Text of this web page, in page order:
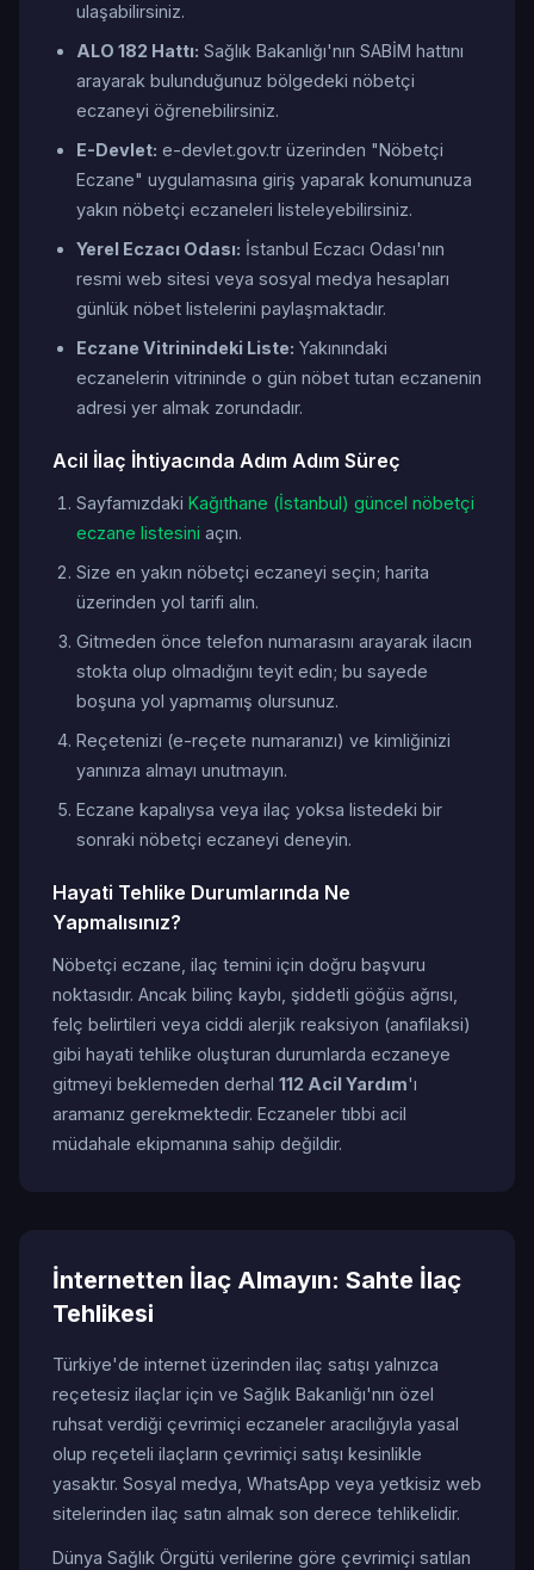
ulaşabilirsiniz.
ALO 182 Hattı: Sağlık Bakanlığı'nın SABİM hattını
arayarak bulunduğunuz bölgedeki nöbetçi
eczaneyi öğrenebilirsiniz.
E-Devlet: e-devlet.gov.tr üzerinden "Nöbetçi
Eczane" uygulamasına giriş yaparak konumunuza
yakın nöbetçi eczaneleri listeleyebilirsiniz.
Yerel Eczacı Odası: İstanbul Eczacı Odası'nın
resmi web sitesi veya sosyal medya hesapları
günlük nöbet listelerini paylaşmaktadır.
Eczane Vitrinindeki Liste: Yakınındaki
eczanelerin vitrininde o gün nöbet tutan eczanenin
adresi yer almak zorundadır.
Acil İlaç İhtiyacında Adım Adım Süreç
Sayfamızdaki Kağıthane (İstanbul) güncel nöbetçi
eczane listesini açın.
Size en yakın nöbetçi eczaneyi seçin; harita
üzerinden yol tarifi alın.
Gitmeden önce telefon numarasını arayarak ilacın
stokta olup olmadığını teyit edin; bu sayede
boşuna yol yapmamış olursunuz.
Reçetenizi (e-reçete numaranızı) ve kimliğinizi
yanınıza almayı unutmayın.
Eczane kapalıysa veya ilaç yoksa listedeki bir
sonraki nöbetçi eczaneyi deneyin.
Hayati Tehlike Durumlarında Ne
Yapmalısınız?
Nöbetçi eczane, ilaç temini için doğru başvuru
noktasıdır. Ancak bilinç kaybı, şiddetli göğüs ağrısı,
felç belirtileri veya ciddi alerjik reaksiyon (anafilaksi)
gibi hayati tehlike oluşturan durumlarda eczaneye
gitmeyi beklemeden derhal 112 Acil Yardım'ı
aramanız gerekmektedir. Eczaneler tıbbi acil
müdahale ekipmanına sahip değildir.
İnternetten İlaç Almayın: Sahte İlaç
Tehlikesi
Türkiye'de internet üzerinden ilaç satışı yalnızca
reçetesiz ilaçlar için ve Sağlık Bakanlığı'nın özel
ruhsat verdiği çevrimiçi eczaneler aracılığıyla yasal
olup reçeteli ilaçların çevrimiçi satışı kesinlikle
yasaktır. Sosyal medya, WhatsApp veya yetkisiz web
sitelerinden ilaç satın almak son derece tehlikelidir.
Dünya Sağlık Örgütü verilerine göre çevrimiçi satılan